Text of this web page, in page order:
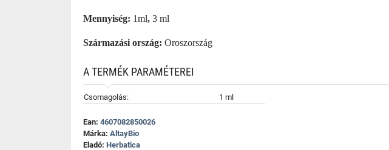
Mennyiség: 1ml, 3 ml
Származási ország: Oroszország
A TERMÉK PARAMÉTEREI
Csomagolás: 1 ml
Ean: 4607082850026
Márka: AltayBio
Eladó: Herbatica